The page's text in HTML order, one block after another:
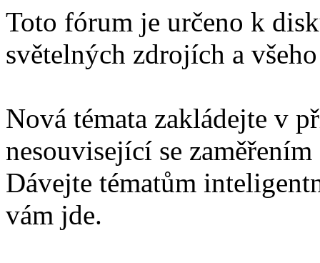
Toto fórum je určeno k
světelných zdrojích a
Nová témata zakládejte v
nesouvisející se
Dávejte tématům
vám jde.